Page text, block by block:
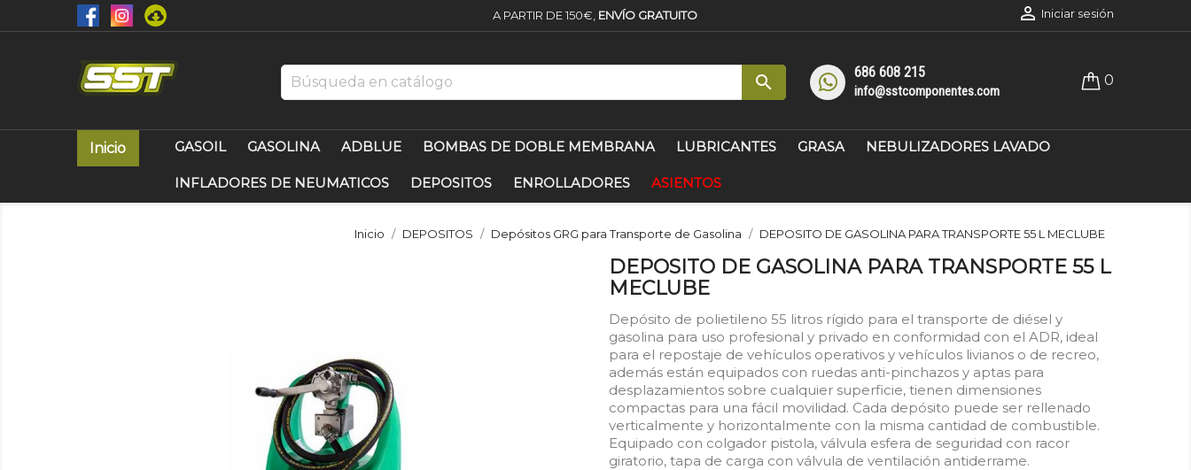
A PARTIR DE 150€, ENVÍO GRATUITO  Iniciar sesión
 686 608 215
info@sstcomponentes.com
0
Inicio GASOIL GASOLINA ADBLUE BOMBAS DE DOBLE MEMBRANA LUBRICANTES GRASA NEBULIZADORES LAVADO
INFLADORES DE NEUMATICOS DEPOSITOS ENROLLADORES ASIENTOS
Inicio DEPOSITOS Depósitos GRG para Transporte de Gasolina DEPOSITO DE GASOLINA PARA TRANSPORTE 55 L MECLUBE
DEPOSITO DE GASOLINA PARA TRANSPORTE 55 L
MECLUBE
Depósito de polietileno 55 litros rígido para el transporte de diésel y
gasolina para uso profesional y privado en conformidad con el ADR, ideal
para el repostaje de vehículos operativos y vehículos livianos o de recreo,
además están equipados con ruedas anti-pinchazos y aptas para
desplazamientos sobre cualquier superficie, tienen dimensiones
compactas para una fácil movilidad. Cada depósito puede ser rellenado
verticalmente y horizontalmente con la misma cantidad de combustible.
Equipado con colgador pistola, válvula esfera de seguridad con racor
giratorio, tapa de carga con válvula de ventilación antiderrame.